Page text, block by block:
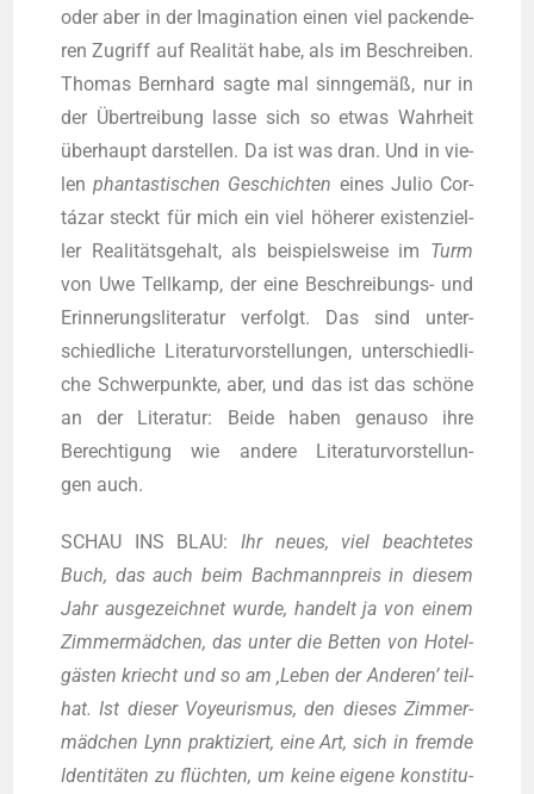
oder aber in der Ima­gi­na­ti­on einen viel packen­de­
ren Zugriff auf Rea­li­tät habe, als im Beschrei­ben.
Tho­mas Bern­hard sag­te mal sinn­ge­mäß, nur in
der Über­trei­bung las­se sich so etwas Wahr­heit
über­haupt dar­stel­len. Da ist was dran. Und in vie­
lenphan­tas­ti­schen Geschich­ten eines Julio Cor­
tá­zar steckt für mich ein viel höhe­rer exis­ten­zi­el­
ler Rea­li­täts­ge­halt, als bei­spiels­wei­se im Turm
von Uwe Tell­kamp, der eine Beschrei­bungs- und
Erin­ne­rungs­li­te­ra­tur ver­folgt. Das sind unter­
schied­li­che Lite­ra­tur­vor­stel­lun­gen, unter­schied­li­
che Schwer­punk­te, aber, und das ist das schö­ne
an der Lite­ra­tur: Bei­de haben genau­so ihre
Berech­ti­gung wie ande­re Lite­ra­tur­vor­stel­lun­
gen auch.
SCHAU INS BLAU: Ihr neu­es, viel beach­te­tes
Buch, das auch beim Bach­mann­preis in die­sem
Jahr aus­ge­zeich­net wur­de, han­delt ja von einem
Zim­mer­mäd­chen, das unter die Bet­ten von Hotel­
gäs­ten kriecht und so am ‚Leben der Ande­ren’ teil­
hat. Ist die­ser Voy­eu­ris­mus, den die­ses Zim­mer­
mäd­chen Lynn prak­ti­ziert, eine Art, sich in frem­de
Iden­ti­tä­ten zu flüch­ten, um kei­ne eige­ne kon­sti­tu­